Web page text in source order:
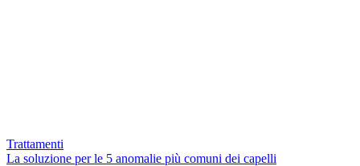
Trattamenti
La soluzione per le 5 anomalie più comuni dei capelli